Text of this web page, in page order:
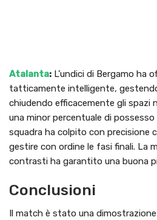
Atalanta: L’undici di Bergamo ha
tatticamente intelligente,
chiudendo efficacemente gli spazi
una minor percentuale di
squadra ha colpito con precisione
gestire con ordine le fasi finali. La
contrasti ha garantito una buona
Conclusioni
Il match è stato una